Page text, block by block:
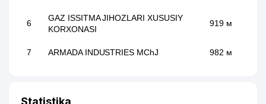
6
GAZ ISSITMA JIHOZLARI XUSUSIY
KORXONASI
919 м
7 ARMADA INDUSTRIES MChJ 982 м
Statistika